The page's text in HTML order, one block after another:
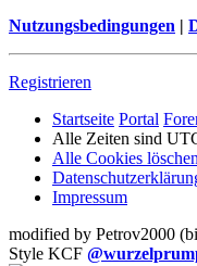
Nutzungsbedingungen |
Registrieren
Startseite Portal
Alle Zeiten sind
Alle Cookies löschen
Impressum
modified by Petrov2000
Style KCF